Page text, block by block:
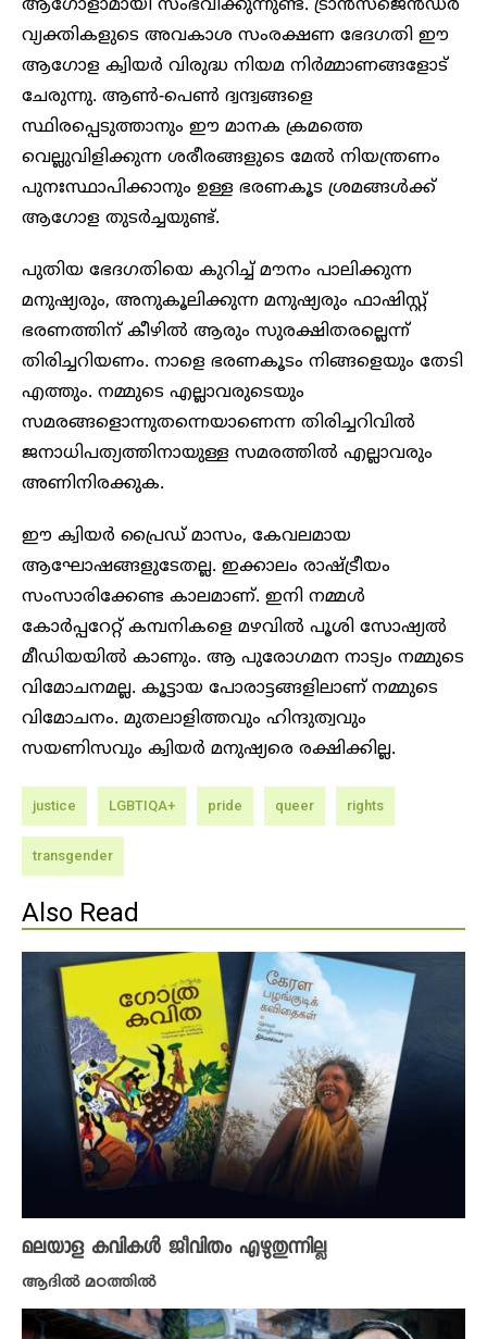
ആഗോളാമായി സംഭവിക്കുന്നുണ്ട്. ട്രാൻസ്‌ജെൻഡർ
വ്യക്തികളുടെ അവകാശ സംരക്ഷണ ഭേദഗതി ഈ
ആഗോള ക്വിയർ വിരുദ്ധ നിയമ നിർമ്മാണങ്ങളോട്
ചേരുന്നു. ആൺ-പെൺ ദ്വന്ദ്വങ്ങളെ
സ്ഥിരപ്പെടുത്താനും ഈ മാനക ക്രമത്തെ
വെല്ലുവിളിക്കുന്ന ശരീരങ്ങളുടെ മേൽ നിയന്ത്രണം
പുനഃസ്ഥാപിക്കാനും ഉള്ള ഭരണകൂട ശ്രമങ്ങൾക്ക്
ആഗോള തുടർച്ചയുണ്ട്.
പുതിയ ഭേദഗതിയെ കുറിച്ച് മൗനം പാലിക്കുന്ന
മനുഷ്യരും, അനുകൂലിക്കുന്ന മനുഷ്യരും ഫാഷിസ്റ്റ്
ഭരണത്തിന് കീഴിൽ ആരും സുരക്ഷിതരല്ലെന്ന്
തിരിച്ചറിയണം. നാളെ ഭരണകൂടം നിങ്ങളെയും തേടി
എത്തും. നമ്മുടെ എല്ലാവരുടെയും
സമരങ്ങളൊന്നുതന്നെയാണെന്ന തിരിച്ചറിവിൽ
ജനാധിപത്യത്തിനായുള്ള സമരത്തിൽ എല്ലാവരും
അണിനിരക്കുക.
ഈ ക്വിയർ പ്രൈഡ് മാസം, കേവലമായ
ആഘോഷങ്ങളുടേതല്ല. ഇക്കാലം രാഷ്ട്രീയം
സംസാരിക്കേണ്ട കാലമാണ്. ഇനി നമ്മൾ
കോർപ്പറേറ്റ് കമ്പനികളെ മഴവിൽ പൂശി സോഷ്യൽ
മീഡിയയിൽ കാണും. ആ പുരോഗമന നാട്യം നമ്മുടെ
വിമോചനമല്ല. കൂട്ടായ പോരാട്ടങ്ങളിലാണ് നമ്മുടെ
വിമോചനം. മുതലാളിത്തവും ഹിന്ദുത്വവും
സയണിസവും ക്വിയർ മനുഷ്യരെ രക്ഷിക്കില്ല.
justice LGBTIQA+ pride queer rights
transgender
Also Read
മലയാള കവികൾ ജീവിതം എഴുതുന്നില്ല
ആദിൽ മഠത്തിൽ